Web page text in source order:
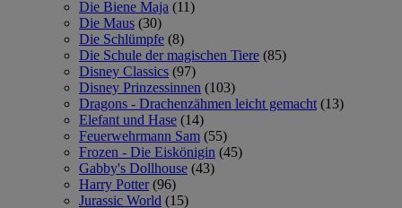
Die Biene Maja (11)
Die Maus (30)
Die Schlümpfe (8)
Die Schule der magischen Tiere (85)
Disney Classics (97)
Disney Prinzessinnen (103)
Dragons - Drachenzähmen leicht gemacht (13)
Elefant und Hase (14)
Feuerwehrmann Sam (55)
Frozen - Die Eiskönigin (45)
Gabby's Dollhouse (43)
Harry Potter (96)
Jurassic World (15)